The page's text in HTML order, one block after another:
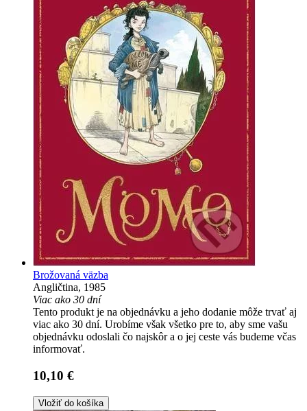
Brožovaná väzba
Angličtina, 1985
Viac ako 30 dní
Tento produkt je na objednávku a jeho dodanie môže trvať aj
viac ako 30 dní. Urobíme však všetko pre to, aby sme vašu
objednávku odoslali čo najskôr a o jej ceste vás budeme včas
informovať.
10,10 €
Vložiť do košíka